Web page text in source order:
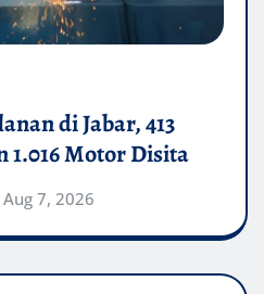
di Jabar, 413
1.016 Motor Disita
Aug 7, 2026